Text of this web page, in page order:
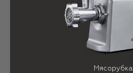
Мясорубка